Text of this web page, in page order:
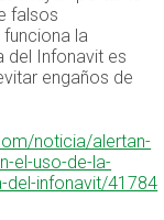
falsos
la
del Infonavit es
engaños de
noticia/alertan-
el-uso-de-la-
del-infonavit/41784